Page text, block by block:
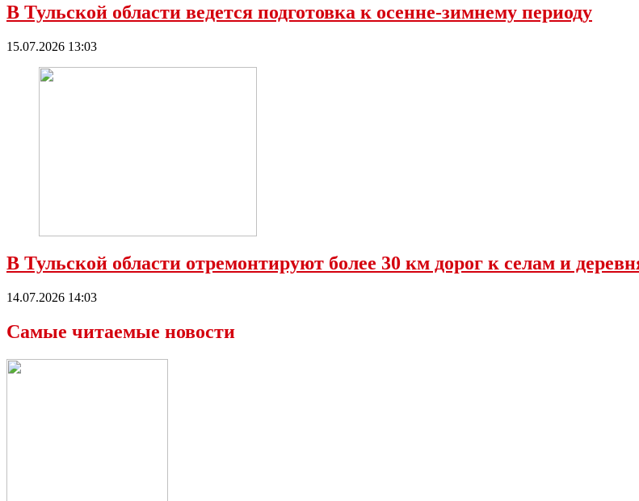
В Тульской области ведется подготовка к осенне-зимнему периоду
15.07.2026 13:03
В Тульской области отремонтируют более 30 км дорог к селам и
14.07.2026 14:03
Самые читаемые новости